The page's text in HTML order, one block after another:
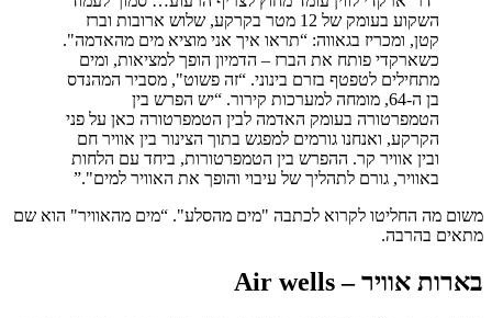
השקוע בעומק של 12 מטר בקרקע, שלוש ארובות וברז
קטן, ומכריז בגאווה: “תראו איך אני מוציא מים מהאדמה".
כשארקדי פותח את הברז – הדמיון הופך למציאות, ומים
מתחילים לטפטף בזרם בינוני. “זה פשוט", מסביר המהנדס
בן ה-64, מומחה למערכות קירור. “יש הפרש בין
הטמפרטורה בעומק האדמה לבין הטמפרטורה כאן על פני
הקרקע, ואנחנו גורמים למפגש בתוך הצינור בין אוויר חם
ובין אוויר קר. ההפרש בין הטמפרטורות, ביחד עם הלחות
באוויר, גורם לתהליך של עיבוי והופך את האוויר למים".”
משום מה החליטו לקרוא לכתבה "מים מהסלע". “מים מהאוויר" הוא שם
מתאים בהרבה.
בארות אוויר – Air wells